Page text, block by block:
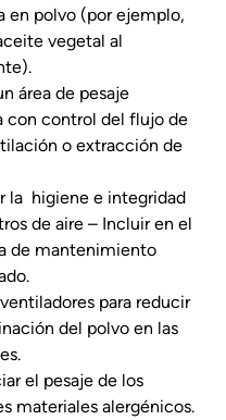
en polvo (por ejemplo,
vegetal al
área de pesaje
con control del flujo de
o extracción de
la  higiene e integridad
de aire – Incluir en el
de mantenimiento
para reducir
del polvo en las
el pesaje de los
materiales alergénicos.